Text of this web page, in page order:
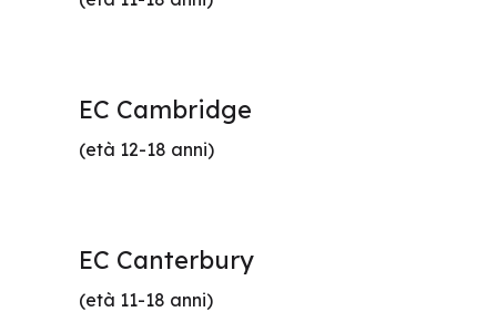
EC Cambridge
(età 12-18 anni)
EC Canterbury
(età 11-18 anni)